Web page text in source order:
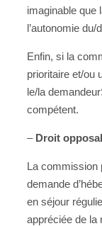
imaginable que
l’autonomie
Enfin, si la
prioritaire et/ou
le/la
compétent.
– Droit
La commission
demande
en séjour
appréciée de la